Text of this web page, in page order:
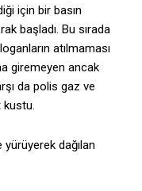
için bir basın
başladı. Bu sırada
atılmaması
giremeyen ancak
da polis gaz ve
kustu.
yürüyerek dağılan